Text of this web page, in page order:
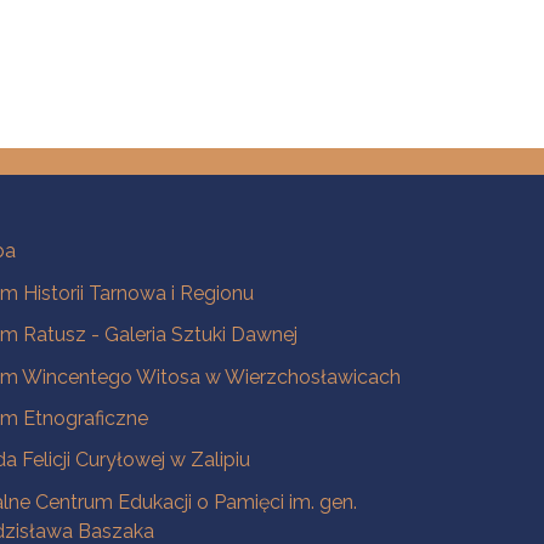
Historii Tarnowa i Regionu
Ratusz - Galeria Sztuki Dawnej
Wincentego Witosa w Wierzchosławicach
Etnograficzne
Felicji Curyłowej w Zalipiu
Centrum Edukacji o Pamięci im. gen.
Baszaka